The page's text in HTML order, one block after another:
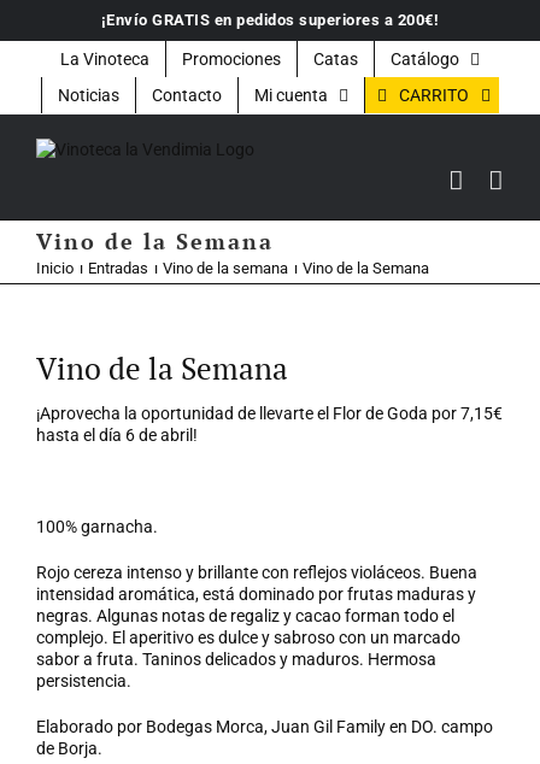
contenido
¡Envío GRATIS en pedidos superiores a 200€!
La Vinoteca Promociones Catas
Catálogo
Noticias
Contacto Mi cuenta CARRITO
Vino de la Semana
Inicio Entradas Vino de la semana Vino de la Semana
más
Vino de la Semana
¡Aprovecha la oportunidad de llevarte el Flor de Goda por 7,15€
hasta el día 6 de abril!
100% garnacha.
Rojo cereza intenso y brillante con reflejos violáceos. Buena
intensidad aromática, está dominado por frutas maduras y
negras. Algunas notas de regaliz y cacao forman todo el
complejo. El aperitivo es dulce y sabroso con un marcado
sabor a fruta. Taninos delicados y maduros. Hermosa
persistencia.
Elaborado por Bodegas Morca, Juan Gil Family en DO. campo
de Borja.